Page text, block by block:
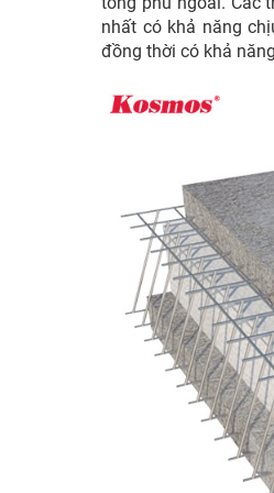
nhất có khả năng
đồng thời có khả